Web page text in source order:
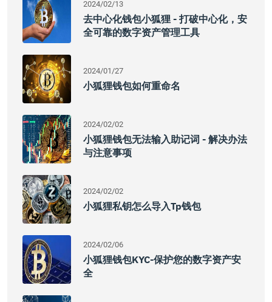
2024/02/13
去中心化钱包小狐狸 - 打破中心化，安
全可靠的数字资产管理工具
2024/01/27
小狐狸钱包如何重命名
2024/02/02
小狐狸钱包无法输入助记词 - 解决办法
与注意事项
2024/02/02
小狐狸私钥怎么导入tp钱包
2024/02/06
小狐狸钱包KYC-保护您的数字资产安
全